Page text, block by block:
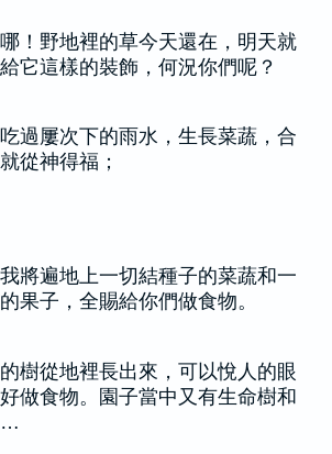
！野地裡的草今天還在，明天就
它這樣的裝飾，何況你們呢？
過屢次下的雨水，生長菜蔬，合
從神得福；
將遍地上一切結種子的菜蔬和一
果子，全賜給你們做食物。
樹從地裡長出來，可以悅人的眼
做食物。園子當中又有生命樹和
…